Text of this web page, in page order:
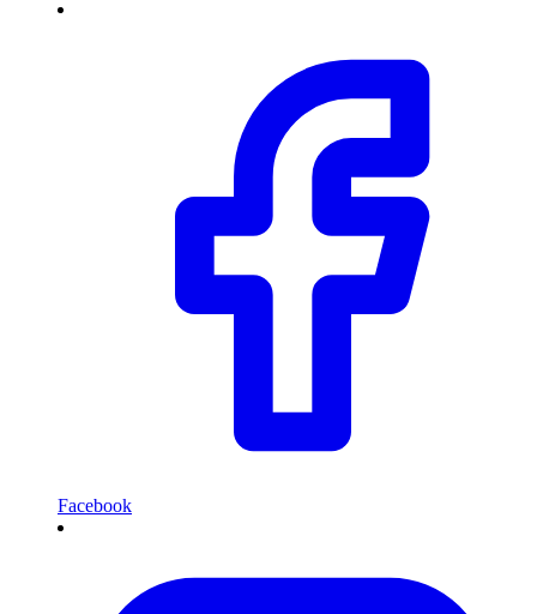
Facebook